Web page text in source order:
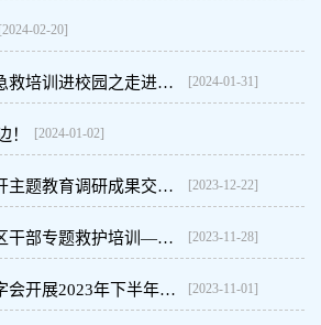
[2024-02-20]
江宁路街道红十字急救培训进校园之走进寒托班 [2024-01-31]
！ [2024-01-02]
静安区红十字会召开主题教育调研成果交流会 [2023-12-22]
一场别开生面的社区干部专题救护培训——大宁路街道强化社区干部应急处突能力建设 [2023-11-28]
芷江西路街道红十字会开展2023年下半年新进社工应急救护普及培训 [2023-11-01]